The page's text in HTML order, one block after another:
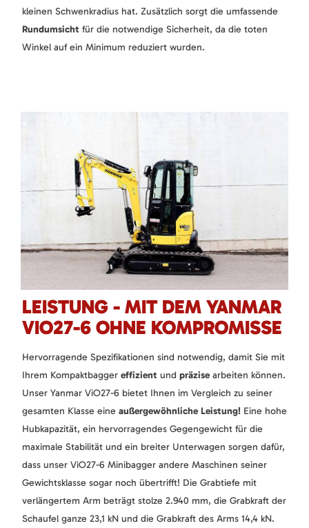
kleinen Schwenkradius hat. Zusätzlich sorgt die umfassende
Rundumsicht für die notwendige Sicherheit, da die toten
Winkel auf ein Minimum reduziert wurden.
LEISTUNG - MIT DEM YANMAR
VIO27-6 OHNE KOMPROMISSE
Hervorragende Spezifikationen sind notwendig, damit Sie mit
Ihrem Kompaktbagger effizient und präzisearbeiten können.
Unser Yanmar ViO27-6 bietet Ihnen im Vergleich zu seiner
gesamten Klasse eine außergewöhnliche Leistung! Eine hohe
Hubkapazität, ein hervorragendes Gegengewicht für die
maximale Stabilität und ein breiter Unterwagen sorgen dafür,
dass unser ViO27-6 Minibagger andere Maschinen seiner
Gewichtsklasse sogar noch übertrifft! Die Grabtiefe mit
verlängertem Arm beträgt stolze 2.940 mm, die Grabkraft der
Schaufel ganze 23,1 kN und die Grabkraft des Arms 14,4 kN.